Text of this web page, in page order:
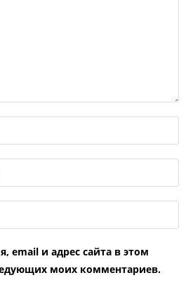
email и адрес сайта в этом
моих комментариев.